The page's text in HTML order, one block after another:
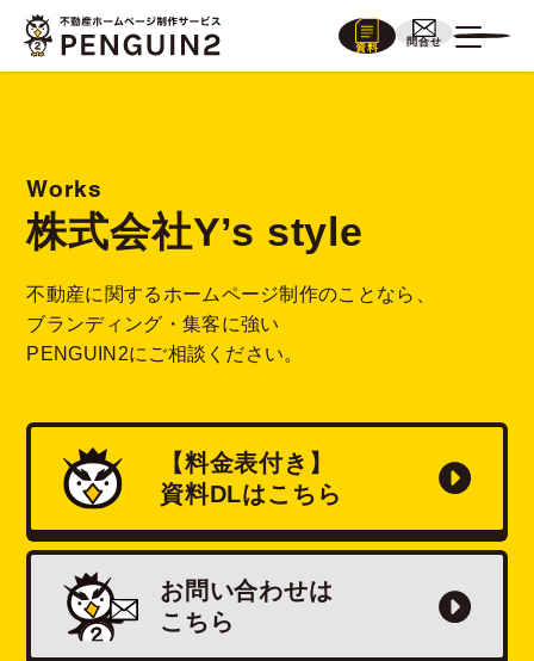
資料
問合せ
Works
株式会社Y’s style
不動産に関するホームページ制作のことなら、
ブランディング・集客に強い
PENGUIN2にご相談ください。
【料金表付き】
資料DLはこちら
お問い合わせは
こちら